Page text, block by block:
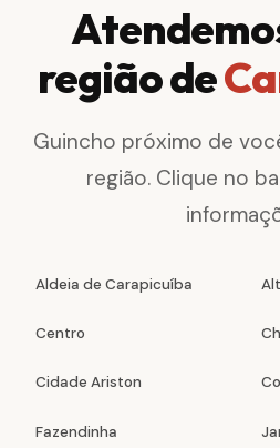
região de
Guincho próximo de
região. Clique no
Aldeia de Carapicuíba
Centro
Cidade Ariston
Fazendinha